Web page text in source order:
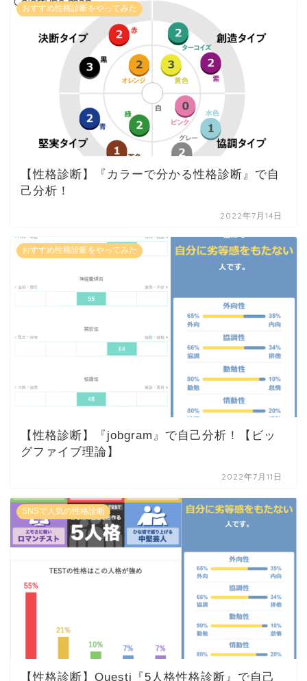
おすすめ性格診断をやってみた
【性格診断】『カラーで分かる性格診断』で自
己分析！
2022年7月14日
おすすめ性格診断をやってみた
【性格診断】『jobgram』で自己分析！【ビッ
グファイブ理論】
2022年7月11日
SNSで人気の性格診断
【性格診断】Questi『5人格性格診断』で自己